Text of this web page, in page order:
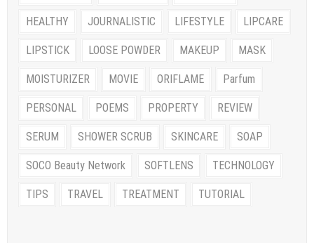
HEALTHY JOURNALISTIC LIFESTYLE LIPCARE
LIPSTICK LOOSE POWDER MAKEUP MASK
MOISTURIZER MOVIE ORIFLAME Parfum
PERSONAL POEMS PROPERTY REVIEW
SERUM SHOWER SCRUB SKINCARE SOAP
SOCO Beauty Network SOFTLENS TECHNOLOGY
TIPS TRAVEL TREATMENT TUTORIAL